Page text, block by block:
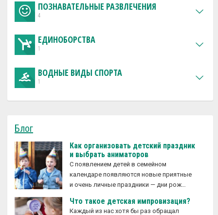
ПОЗНАВАТЕЛЬНЫЕ РАЗВЛЕЧЕНИЯ
4
ЕДИНОБОРСТВА
1
ВОДНЫЕ ВИДЫ СПОРТА
1
Блог
Как организовать детский праздник
и выбрать аниматоров
С появлением детей в семейном
календаре появляются новые приятные
и очень личные праздники — дни рож…
Что такое детская импровизация?
Каждый из нас хотя бы раз обращал